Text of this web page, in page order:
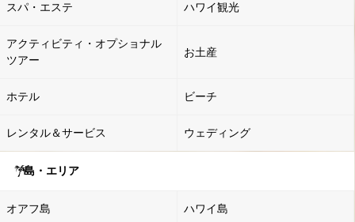
スパ・エステ ハワイ観光
アクティビティ・オプショナル
ツアー
お土産
ホテル ビーチ
レンタル＆サービス ウェディング
島・エリア
オアフ島 ハワイ島